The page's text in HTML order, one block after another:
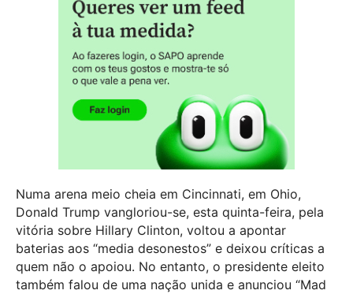
Numa arena meio cheia em Cincinnati, em Ohio,
Donald Trump vangloriou-se, esta quinta-feira, pela
vitória sobre Hillary Clinton, voltou a apontar
baterias aos “media desonestos” e deixou críticas a
quem não o apoiou. No entanto, o presidente eleito
também falou de uma nação unida e anunciou “Mad